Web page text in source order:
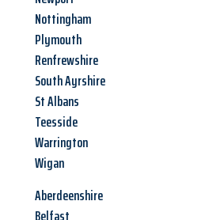
Nottingham
Plymouth
Renfrewshire
South Ayrshire
St Albans
Teesside
Warrington
Wigan
Aberdeenshire